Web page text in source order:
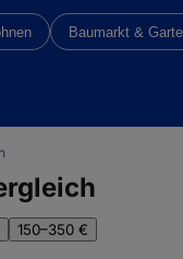
Baumarkt &
150–350 €